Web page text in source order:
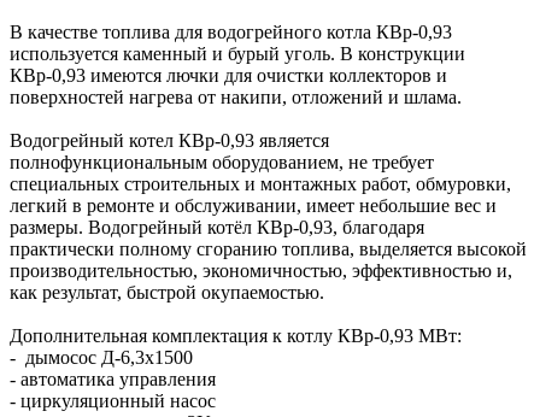
В качестве топлива для водогрейного котла КВр-0,93
используется каменный и бурый уголь. В конструкции
КВр-0,93 имеются лючки для очистки коллекторов и
поверхностей нагрева от накипи, отложений и шлама.
Водогрейный котел КВр-0,93 является
полнофункциональным оборудованием, не требует
специальных строительных и монтажных работ, обмуровки,
легкий в ремонте и обслуживании, имеет небольшие вес и
размеры. Водогрейный котёл КВр-0,93, благодаря
практически полному сгоранию топлива, выделяется высокой
производительностью, экономичностью, эффективностью и,
как результат, быстрой окупаемостью.
Дополнительная комплектация к котлу КВр-0,93 МВт:
- дымосос Д-6,3х1500
- автоматика управления
- циркуляционный насос